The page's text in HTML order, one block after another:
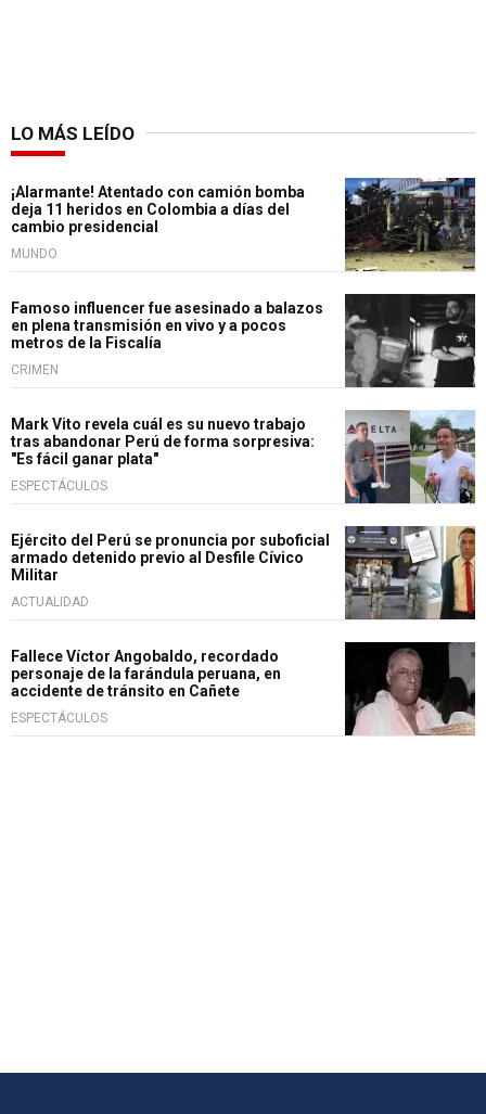
LO MÁS LEÍDO
¡Alarmante! Atentado con camión bomba
deja 11 heridos en Colombia a días del
cambio presidencial
MUNDO
Famoso influencer fue asesinado a balazos
en plena transmisión en vivo y a pocos
metros de la Fiscalía
CRIMEN
Mark Vito revela cuál es su nuevo trabajo
tras abandonar Perú de forma sorpresiva:
"Es fácil ganar plata"
ESPECTÁCULOS
Ejército del Perú se pronuncia por suboficial
armado detenido previo al Desfile Cívico
Militar
ACTUALIDAD
Fallece Víctor Angobaldo, recordado
personaje de la farándula peruana, en
accidente de tránsito en Cañete
ESPECTÁCULOS